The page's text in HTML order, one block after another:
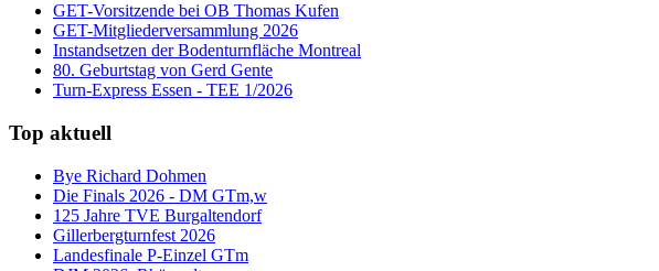
GET-Vorsitzende bei OB Thomas Kufen
GET-Mitgliederversammlung 2026
Instandsetzen der Bodenturnfläche Montreal
80. Geburtstag von Gerd Gente
Turn-Express Essen - TEE 1/2026
Top aktuell
Bye Richard Dohmen
Die Finals 2026 - DM GTm,w
125 Jahre TVE Burgaltendorf
Gillerbergturnfest 2026
Landesfinale P-Einzel GTm